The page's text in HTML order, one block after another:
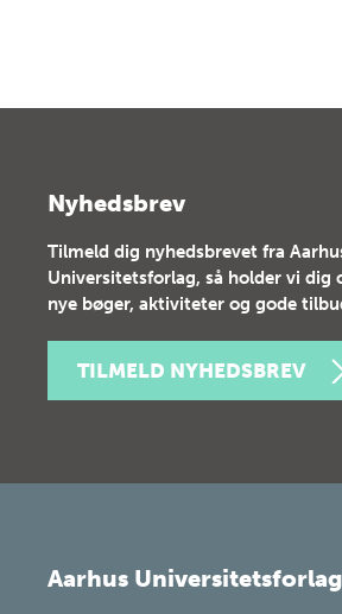
Nyhedsbrev
Tilmeld dig nyhedsbrevet fra
Universitetsforlag, så holder vi dig
nye bøger, aktiviteter og gode
TILMELD NYHEDSBREV
Aarhus Universitetsforlag